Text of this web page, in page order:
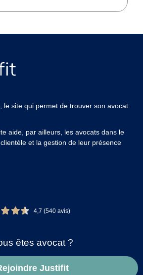
le site qui permet de trouver son avocat.
aide, par ailleurs, les avocats dans le
et la gestion de leur présence
4,7 (540 avis)
êtes avocat ?
Justifit